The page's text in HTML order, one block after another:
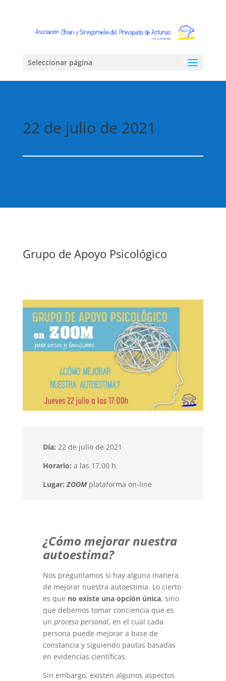
Seleccionar página
22 de julio de 2021
Grupo de Apoyo Psicológico
Día: 22 de julio de 2021
Horario: a las 17,00 h.
Lugar:ZOOMplataforma on-line
¿Cómo mejorar nuestra
autoestima?
Nos preguntamos si hay alguna manera
de mejorar nuestra autoestima. Lo cierto
es que no existe una opción única, sino
que debemos tomar conciencia que es
un proceso personal, en el cual cada
persona puede mejorar a base de
constancia y siguiendo pautas basadas
en evidencias científicas.
Sin embargo, existen algunos aspectos